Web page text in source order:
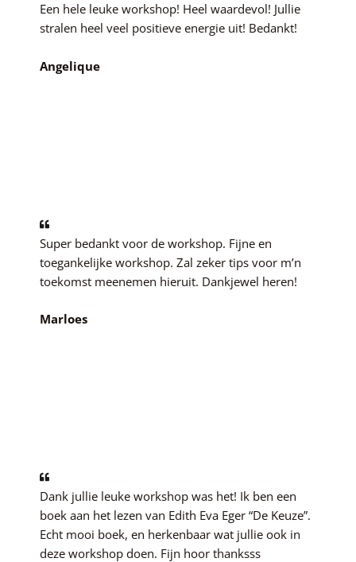
Een hele leuke workshop! Heel waardevol! Jullie
stralen heel veel positieve energie uit! Bedankt!
Angelique
Super bedankt voor de workshop. Fijne en
toegankelijke workshop. Zal zeker tips voor m’n
toekomst meenemen hieruit. Dankjewel heren!
Marloes
Dank jullie leuke workshop was het! Ik ben een
boek aan het lezen van Edith Eva Eger “De Keuze”.
Echt mooi boek, en herkenbaar wat jullie ook in
deze workshop doen. Fijn hoor thanksss